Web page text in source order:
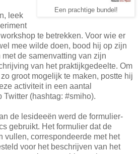
Een prachtige bundel!
leek
te betrekken. Voor wie er
mee wilde doen, bood hij op zijn
de samenvatting van zijn
van het praktijkgedeelte. Om
groot mogelijk te maken, postte hij
activiteit in een aantal
Twitter (hashtag: #smiho).
de lesideeën werd de formulier-
gebruikt. Het formulier dat de
vullen, correspondeerde met het
voor het beschrijven van het